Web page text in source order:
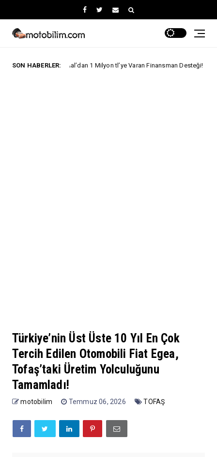
SON HABERLER:1 Milyon tl’ye Varan Finansman Desteği! Skywell
Türkiye’nin Üst Üste 10 Yıl En Çok
Tercih Edilen Otomobili Fiat Egea,
Tofaş’taki Üretim Yolculuğunu
Tamamladı!
motobilim Temmuz 06, 2026 TOFAŞ